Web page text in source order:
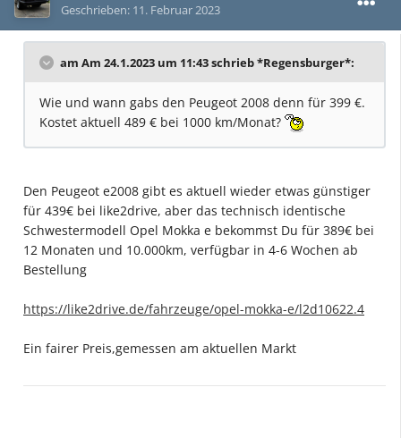
Geschrieben: 11. Februar 2023
am Am 24.1.2023 um 11:43 schrieb *Regensburger*:
Wie und wann gabs den Peugeot 2008 denn für 399 €.
Kostet aktuell 489 € bei 1000 km/Monat?
Den Peugeot e2008 gibt es aktuell wieder etwas günstiger
für 439€ bei like2drive, aber das technisch identische
Schwestermodell Opel Mokka e bekommst Du für 389€ bei
12 Monaten und 10.000km, verfügbar in 4-6 Wochen ab
Bestellung
https://like2drive.de/fahrzeuge/opel-mokka-e/l2d10622.4
Ein fairer Preis,gemessen am aktuellen Markt